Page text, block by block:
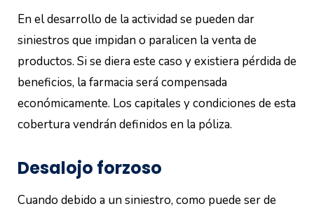
En el desarrollo de la actividad se pueden dar
siniestros que impidan o paralicen la venta de
productos. Si se diera este caso y existiera pérdida de
beneficios, la farmacia será compensada
económicamente. Los capitales y condiciones de esta
cobertura vendrán definidos en la póliza.
Desalojo forzoso
Cuando debido a un siniestro, como puede ser de